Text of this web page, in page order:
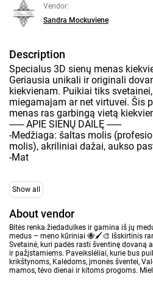
Vendor:
Sandra Mockuviene
Description
Specialus 3D sienų menas
Geriausia unikali ir originali
kiekvienam. Puikiai tiks
miegamajam ar net virtuvei. Šis
menas ras garbingą vietą
------ APIE SIENŲ DAILĘ ------
-Medžiaga: šaltas molis
molis), akriliniai dažai, aukso
-Mat
Show all
About vendor
Bitės renka žiedadulkes ir gamina iš jų
medus – meno kūriniai 🐝🖌️🎨 Išskirtinis
Svetainė, kuri padės rasti šventinę dovaną
ir pažįstamiems. Paveikslėliai, kurie bus
krikštynoms, Kalėdoms, įmonės šventei,
mamos, tėvo dienai ir kitoms progoms.